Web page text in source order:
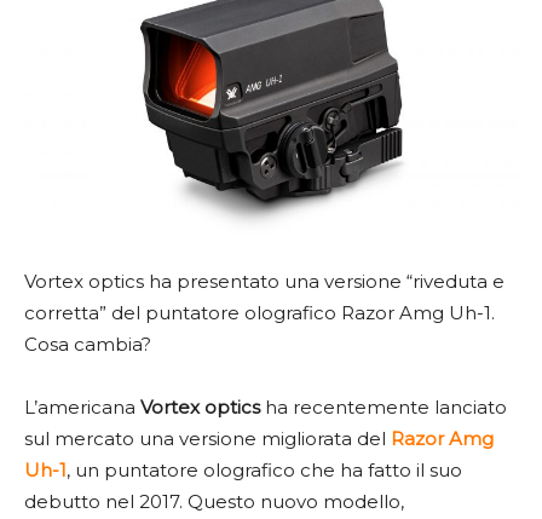
Vortex optics ha presentato una versione “riveduta e
corretta” del puntatore olografico Razor Amg Uh-1.
Cosa cambia?
L’americana Vortex opticsha recentemente lanciato
sul mercato una versione migliorata del Razor Amg
Uh-1, un puntatore olografico che ha fatto il suo
debutto nel 2017. Questo nuovo modello,